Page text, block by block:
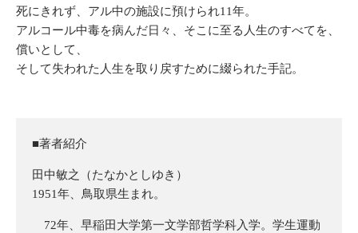
死にきれず、アル中の施設に預けられ11年。
アルコール中毒を病んだ日々、そこに至る人生のすべてを、
償いとして、
そして失われた人生を取り戻すために綴られた手記。
■著者紹介
田中敏之（たなかとしゆき）
1951年、鳥取県生まれ。
72年、早稲田大学第一文学部哲学科入学。学生運動